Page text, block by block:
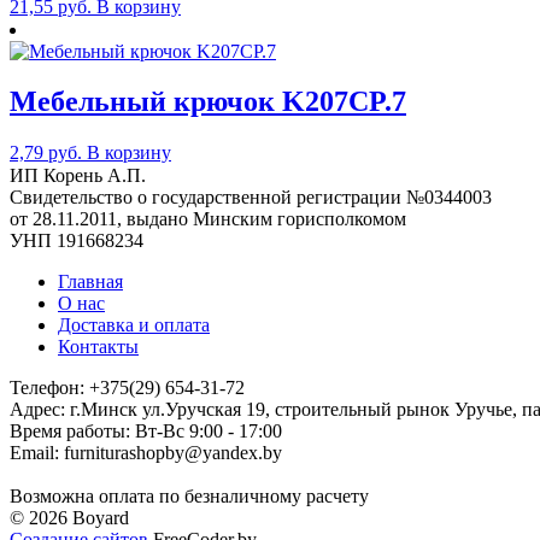
21,55 руб. В корзину
Мебельный крючок K207CP.7
2,79 руб. В корзину
ИП Корень А.П.
Свидетельство о государственной регистрации №0344003
от 28.11.2011, выдано Минским горисполкомом
УНП 191668234
Главная
О нас
Доставка и оплата
Контакты
Телефон: +375(29) 654-31-72
Адрес: г.Минск ул.Уручская 19, строительный рынок Уручье,
Время работы: Вт-Вс 9:00 - 17:00
Email: furniturashopby@yandex.by
Возможна оплата по безналичному расчету
© 2026 Boyard